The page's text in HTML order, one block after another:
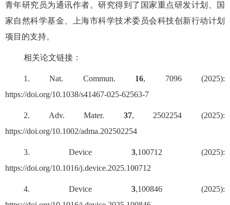
青年研究员为通讯作者。研究得到了国家重点研发计划、国
家自然科学基金、上海市科学技术委员会科技创新行动计划
项目的支持。
相关论文链接：
1. Nat. Commun. 16, 7096 (2025):
https://doi.org/10.1038/s41467-025-62563-7
2. Adv. Mater. 37, 2502254 (2025):
https://doi.org/10.1002/adma.202502254
3. Device 3,100712 (2025):
https://doi.org/10.1016/j.device.2025.100712
4. Device 3,100846 (2025):